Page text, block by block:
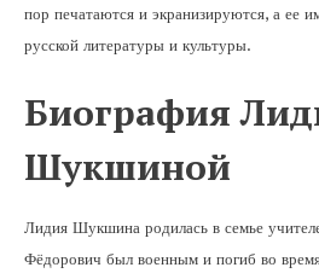
пор печатаются и экранизируются, а ее
русской литературы и культуры.
Биография
Шукшиной
Лидия Шукшина родилась в семье
Фёдорович был военным и погиб во